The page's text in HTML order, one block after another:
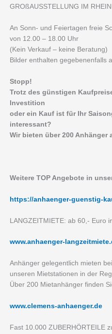
GROßAUSSTELLUNG IM
An Sonn- und Feiertagen freie
von 12.00 – 18.00 Uhr
(Kein Verkauf – keine Beratung)
Bilder enthalten gegebenenfalls
Stopp!
Trotz des günstigen
Investition
oder ein Kauf ist für Ihr
interessant?
Wir bieten über 200 Anhänger
Weitere TOP Angebote in
https://anhaenger-guenstig-
LANGZEITMIETE: ab 60,- Euro
www.anhaenger-
Anhänger gelegentlich mieten
unseren Mietstationen in der
Über 200 Mietanhänger finden
www.clemens-anhaenger.de
Fast 10.000 ZUBERHÖRTEILE